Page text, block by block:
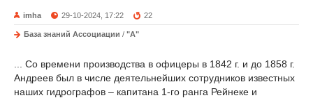
imha 29-10-2024, 17:22 22
База знаний Ассоциации / "А"
... Со времени производства в офицеры в 1842 г. и до 1858 г.
Андреев был в числе деятельнейших сотрудников известных
наших гидрографов – капитана 1-го ранга Рейнеке и